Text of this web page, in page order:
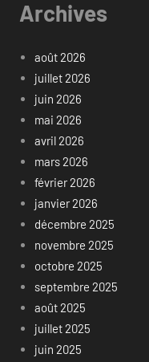
Archives
août 2026
juillet 2026
juin 2026
mai 2026
avril 2026
mars 2026
février 2026
janvier 2026
décembre 2025
novembre 2025
octobre 2025
septembre 2025
août 2025
juillet 2025
juin 2025